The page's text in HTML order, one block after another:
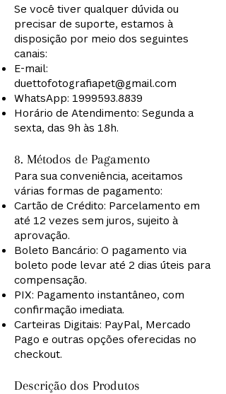
Se você tiver qualquer dúvida ou
precisar de suporte, estamos à
disposição por meio dos seguintes
canais:
E-mail:
duettofotografiapet@gmail.com
WhatsApp: 1999593.8839
Horário de Atendimento: Segunda a
sexta, das 9h às 18h.
8. Métodos de Pagamento
Para sua conveniência, aceitamos
várias formas de pagamento:
Cartão de Crédito: Parcelamento em
até 12 vezes sem juros, sujeito à
aprovação.
Boleto Bancário: O pagamento via
boleto pode levar até 2 dias úteis para
compensação.
PIX: Pagamento instantâneo, com
confirmação imediata.
Carteiras Digitais: PayPal, Mercado
Pago e outras opções oferecidas no
checkout.
Descrição dos Produtos